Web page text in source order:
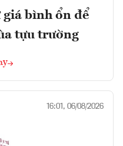
bình ổn để
tựu trường
16:01, 06/08/2026